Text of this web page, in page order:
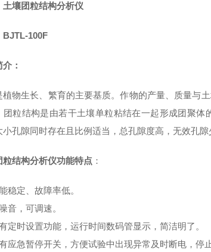
土壤团粒结构分析仪
BJTL-100F
：
植物生长、繁育的主要基质。作物的产量、质量与
团粒结构是由若干土壤单粒粘结在一起形成团聚
小孔隙同时存在且比例适当，总孔隙度高，无效孔隙
粒结构分析仪功能特点 ：
稳定、故障率低。
音，可调速。
定时设置功能，运行时间数码管显示，简洁明了。
应急暂停开关，方便试验中出现异常及时断电，停止